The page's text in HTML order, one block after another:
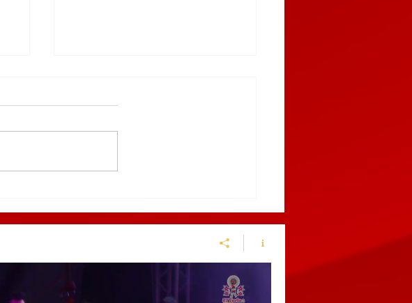
Estado canal pluvial para
prevenir inundaciones en